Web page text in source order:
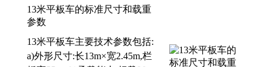
13米平板车的标准尺寸和载重
参数
13米平板车主要技术参数包括:
a)外形尺寸:长13m×宽2.45m,栏